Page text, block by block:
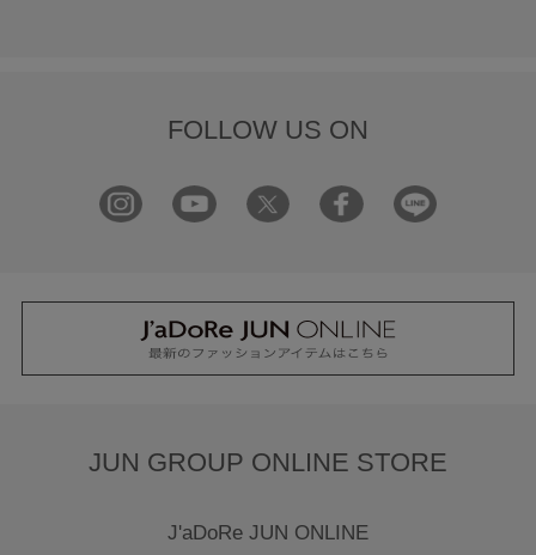
FOLLOW US ON
JUN GROUP ONLINE STORE
J'aDoRe JUN ONLINE